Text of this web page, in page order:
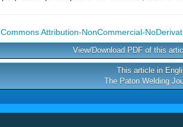
Attribution-NonCommercial-
View/Download PDF of this
This article in
The Paton Welding